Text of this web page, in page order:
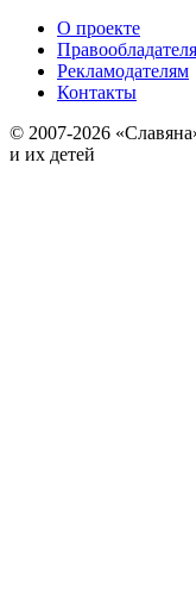
О проекте
Рекламодателям
Контакты
© 2007-2026
и их детей